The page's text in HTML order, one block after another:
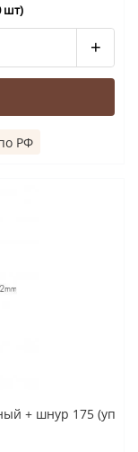
шт)
+
РФ
+ шнур 175 (уп